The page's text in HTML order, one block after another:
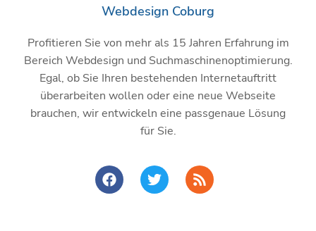
Webdesign Coburg
Profitieren Sie von mehr als 15 Jahren Erfahrung im
Bereich Webdesign und Suchmaschinenoptimierung.
Egal, ob Sie Ihren bestehenden Internetauftritt
überarbeiten wollen oder eine neue Webseite
brauchen, wir entwickeln eine passgenaue Lösung
für Sie.
F
a
c
T
w
i
R
s
s